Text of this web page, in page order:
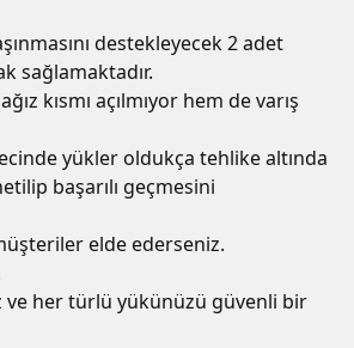
destekleyecek 2 adet
sağlamaktadır.
kısmı açılmıyor hem de varış
yükler oldukça tehlike altında
başarılı geçmesini
elde ederseniz.
ve her türlü yükünüzü güvenli bir